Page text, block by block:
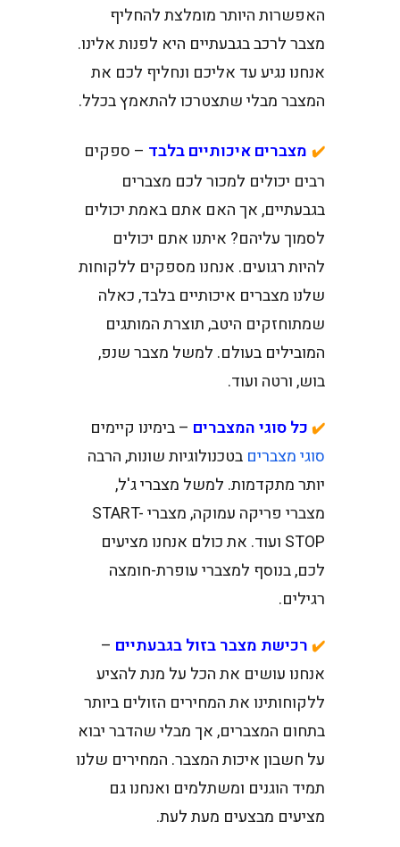
האפשרות היותר מומלצת להחליף
מצבר לרכב בגבעתיים היא לפנות אלינו.
אנחנו נגיע עד אליכם ונחליף לכם את
המצבר מבלי שתצטרכו להתאמץ בכלל.
✔️ מצברים איכותיים בלבד – ספקים
רבים יכולים למכור לכם מצברים
בגבעתיים, אך האם אתם באמת יכולים
לסמוך עליהם? איתנו אתם יכולים
להיות רגועים. אנחנו מספקים ללקוחות
שלנו מצברים איכותיים בלבד, כאלה
שמתוחזקים היטב, תוצרת המותגים
המובילים בעולם. למשל מצבר שנפ,
בוש, ורטה ועוד.
✔️ כל סוגי המצברים – בימינו קיימים
סוגי מצברים בטכנולוגיות שונות, הרבה
יותר מתקדמות. למשל מצברי ג'ל,
מצברי פריקה עמוקה, מצברי START-
STOP ועוד. את כולם אנחנו מציעים
לכם, בנוסף למצברי עופרת-חומצה
רגילים.
✔️ רכישת מצבר בזול בגבעתיים –
אנחנו עושים את הכל על מנת להציע
ללקוחותינו את המחירים הזולים ביותר
בתחום המצברים, אך מבלי שהדבר יבוא
על חשבון איכות המצבר. המחירים שלנו
תמיד הוגנים ומשתלמים ואנחנו גם
מציעים מבצעים מעת לעת.